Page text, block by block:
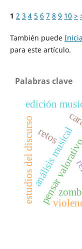
1 2 3 4 5 6 7 8 9 10 >
También puede
para este artículo.
Palabras clave
pensar
edición
análisis musical
estudios del discurso retos